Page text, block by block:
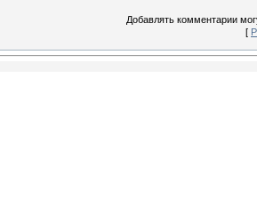
Добавлять комментарии
[